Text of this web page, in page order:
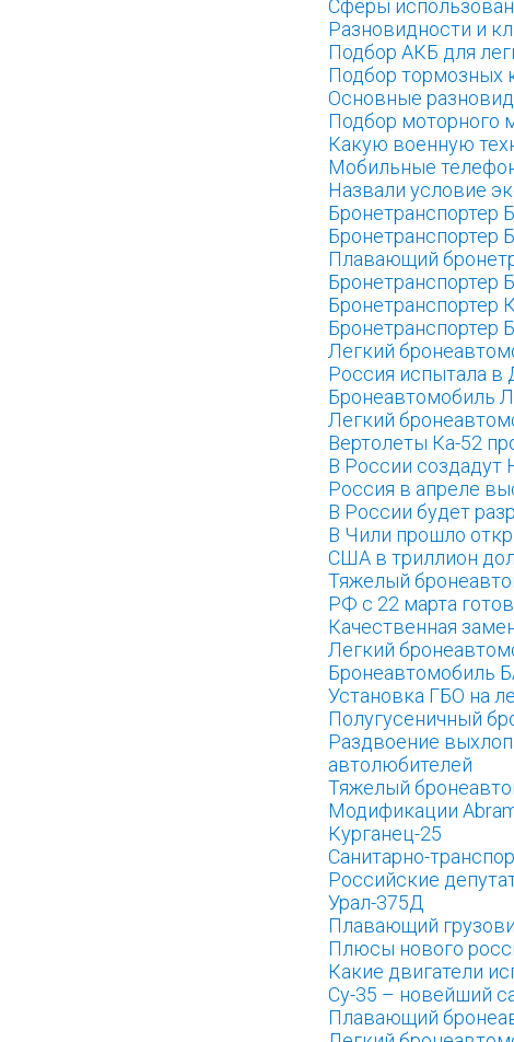
Сферы
Разновидности и
Подбор АКБ для
Подбор тормозных
Основные
Подбор моторного
Какую военную
Мобильные
Назвали условие
Бронетранспортер
Бронетранспортер
Плавающий
Бронетранспортер
Бронетранспортер
Бронетранспортер
Легкий
Россия испытала в
Бронеавтомобиль
Легкий
Вертолеты Ка-52
В России создадут
Россия в апреле
В России будет
В Чили прошло
США в триллион
Тяжелый
РФ с 22 марта
Качественная
Легкий
Бронеавтомобиль
Установка ГБО на
Полугусеничный
Раздвоение
автолюбителей
Тяжелый
Модификации
Курганец-25
Санитарно-
Российские
Урал-375Д
Плавающий
Плюсы нового
Какие двигатели
Су-35 – новейший
Плавающий